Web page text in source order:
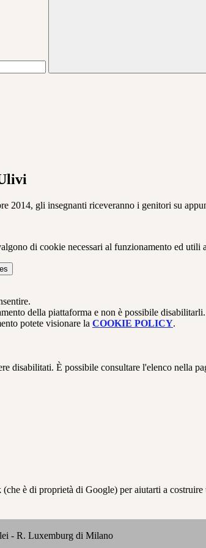
2014, gli insegnanti riceveranno i genitori su
di cookie necessari al funzionamento ed utili
della piattaforma e non è possibile disabilitarli.
potete visionare la COOKIE POLICY.
disabilitati. È possibile consultare l'elenco nella
è di proprietà di Google) per aiutarti a
- R. Luxemburg di Milano